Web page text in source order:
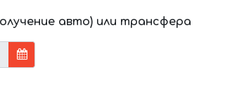
авто) или трансфера